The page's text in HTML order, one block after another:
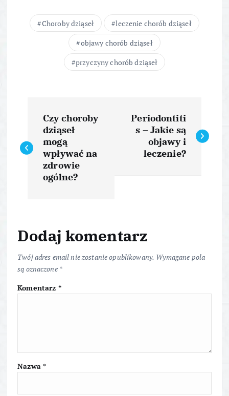
Choroby dziąseł
leczenie chorób dziąseł
objawy chorób dziąseł
przyczyny chorób dziąseł
a
w
a
c
j
p
Czy choroby
dziąseł
mogą
wpływać na
zdrowie
ogólne?
Periodontiti
s – Jakie są
objawy i
leczenie?
Dodaj komentarz
Twój adres email nie zostanie opublikowany. Wymagane pola
są oznaczone *
Komentarz *
Nazwa *